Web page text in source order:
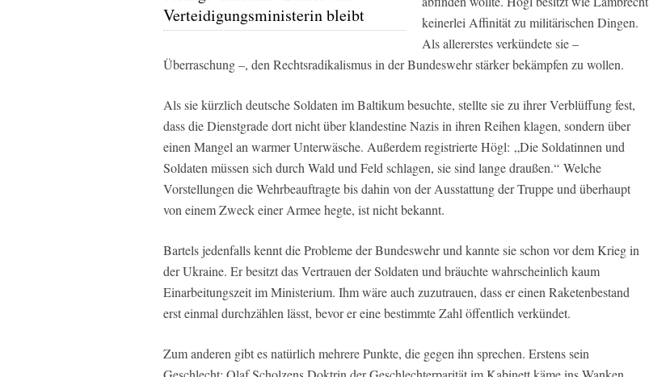
Verteidigungsministerin bleibt
keinerlei Affinität zu militärischen Dingen.
Als allererstes verkündete sie –
Überraschung –, den Rechtsradikalismus in der Bundeswehr stärker bekämpfen zu wollen.
Als sie kürzlich deutsche Soldaten im Baltikum besuchte, stellte sie zu ihrer Verblüffung fest,
dass die Dienstgrade dort nicht über klandestine Nazis in ihren Reihen klagen, sondern über
einen Mangel an warmer Unterwäsche. Außerdem registrierte Högl: „Die Soldatinnen und
Soldaten müssen sich durch Wald und Feld schlagen, sie sind lange draußen.“ Welche
Vorstellungen die Wehrbeauftragte bis dahin von der Ausstattung der Truppe und überhaupt
von einem Zweck einer Armee hegte, ist nicht bekannt.
Bartels jedenfalls kennt die Probleme der Bundeswehr und kannte sie schon vor dem Krieg in
der Ukraine. Er besitzt das Vertrauen der Soldaten und bräuchte wahrscheinlich kaum
Einarbeitungszeit im Ministerium. Ihm wäre auch zuzutrauen, dass er einen Raketenbestand
erst einmal durchzählen lässt, bevor er eine bestimmte Zahl öffentlich verkündet.
Zum anderen gibt es natürlich mehrere Punkte, die gegen ihn sprechen. Erstens sein